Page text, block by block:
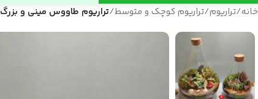
خانه/تراریوم/تراریوم کوچک و متوسط/تراریوم طاووس مینی و بزرگ